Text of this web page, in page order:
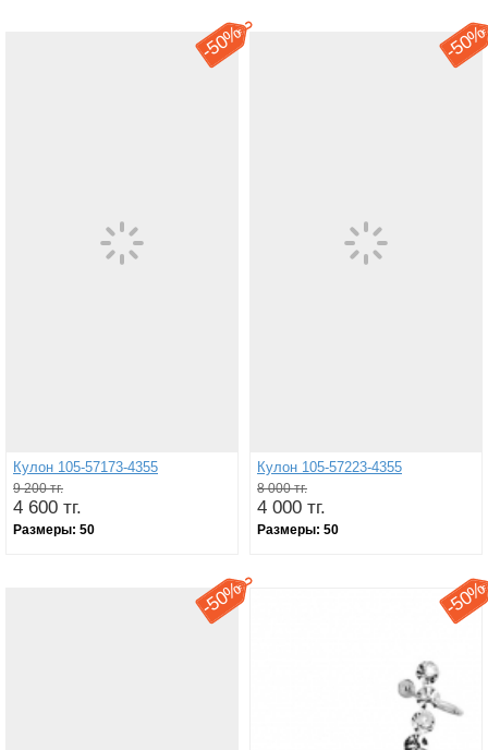
-
50%
Кулон 105-57173-4355
9 200 тг.
4 600 тг.
Размеры: 50
-
50%
Кулон 105-57223-4355
8 000 тг.
4 000 тг.
Размеры: 50
-
50% -
50%